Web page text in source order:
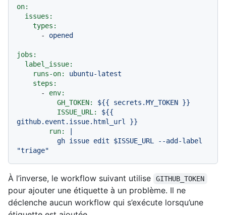
on:
issues:
types:
-
opened
jobs:
label_issue:
runs-on:
ubuntu-latest
steps:
-
env:
GH_TOKEN:
${{ secrets.MY_TOKEN }}
ISSUE_URL:
${{
github.event.issue.html_url
}}
run:
À l’inverse, le workflow suivant utilise GITHUB_TOKEN
pour ajouter une étiquette à un problème. Il ne
déclenche aucun workflow qui s’exécute lorsqu’une